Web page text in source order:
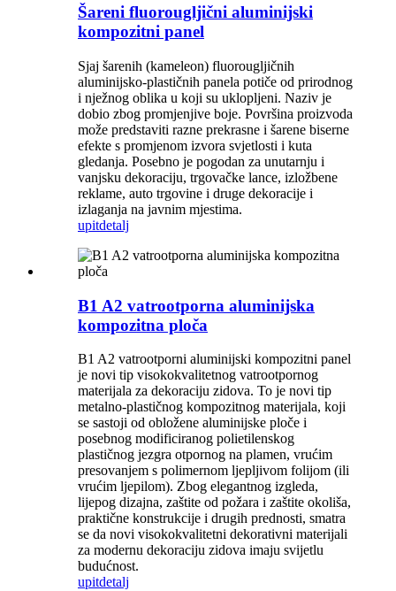
Šareni fluorougljični aluminijski
kompozitni panel
Sjaj šarenih (kameleon) fluorougljičnih
aluminijsko-plastičnih panela potiče od prirodnog
i nježnog oblika u koji su uklopljeni. Naziv je
dobio zbog promjenjive boje. Površina proizvoda
može predstaviti razne prekrasne i šarene biserne
efekte s promjenom izvora svjetlosti i kuta
gledanja. Posebno je pogodan za unutarnju i
vanjsku dekoraciju, trgovačke lance, izložbene
reklame, auto trgovine i druge dekoracije i
izlaganja na javnim mjestima.
upitdetalj
B1 A2 vatrootporna aluminijska
kompozitna ploča
B1 A2 vatrootporni aluminijski kompozitni panel
je novi tip visokokvalitetnog vatrootpornog
materijala za dekoraciju zidova. To je novi tip
metalno-plastičnog kompozitnog materijala, koji
se sastoji od obložene aluminijske ploče i
posebnog modificiranog polietilenskog
plastičnog jezgra otpornog na plamen, vrućim
presovanjem s polimernom ljepljivom folijom (ili
vrućim ljepilom). Zbog elegantnog izgleda,
lijepog dizajna, zaštite od požara i zaštite okoliša,
praktične konstrukcije i drugih prednosti, smatra
se da novi visokokvalitetni dekorativni materijali
za modernu dekoraciju zidova imaju svijetlu
budućnost.
upitdetalj